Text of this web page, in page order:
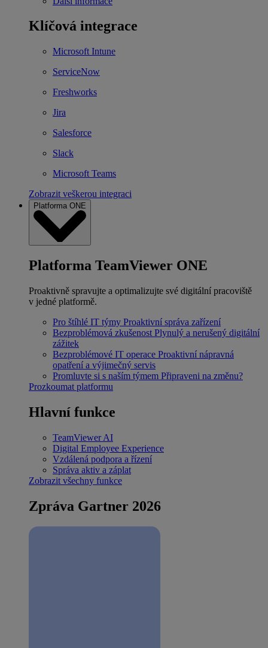
Klíčová integrace
Microsoft Intune
ServiceNow
Freshworks
Jira
Salesforce
Slack
Microsoft Teams
Zobrazit veškerou integraci
Platforma ONE
Platforma TeamViewer ONE
Proaktivně spravujte a optimalizujte své digitální pracoviště
v jedné platformě.
Pro štíhlé IT týmy Proaktivní správa zařízení
Bezproblémová zkušenost Plynulý a nerušený digitální
zážitek
Bezproblémové IT operace Proaktivní nápravná
opatření a výjimečný servis
Promluvte si s naším týmem Připraveni na změnu?
Prozkoumat platformu
Hlavní funkce
TeamViewer AI
Digital Employee Experience
Vzdálená podpora a řízení
Správa aktiv a záplat
Zobrazit všechny funkce
Zpráva Gartner 2026